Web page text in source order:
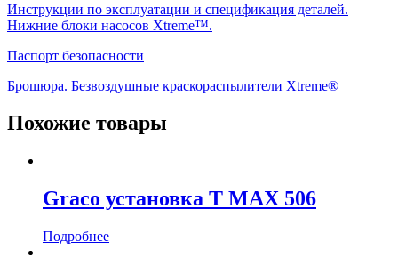
Инструкции по эксплуатации и спецификация деталей.
Нижние блоки насосов Xtreme™.
Паспорт безопасности
Брошюра. Безвоздушные краскораспылители Xtreme®
Похожие товары
Graco установка T MAX 506
Подробнее